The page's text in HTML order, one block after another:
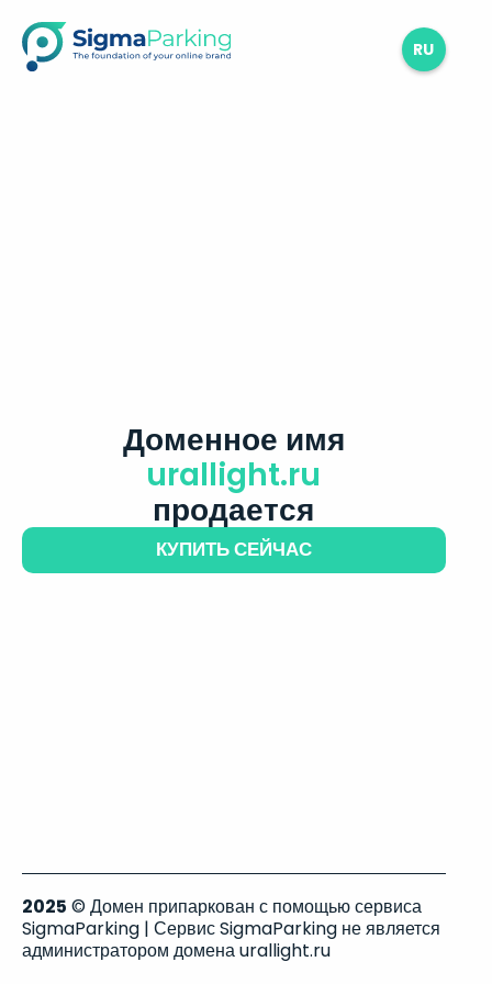
RU
Доменное имя
urallight.ru
продается
КУПИТЬ СЕЙЧАС
2025 © Домен припаркован с помощью сервиса
SigmaParking | Сервис SigmaParking не является
администратором домена urallight.ru